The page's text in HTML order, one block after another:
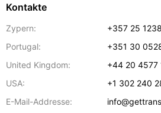
Kontakte
Zypern:
+357 25
Portugal:
+351 30
United Kingdom:
+44 20 4577
USA:
+1 302 240
E-Mail-Addresse: